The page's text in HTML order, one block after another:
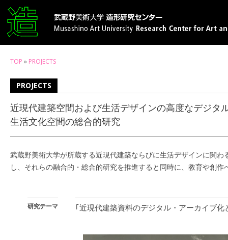
TOP » PROJECTS
PROJECTS
近現代建築空間および生活デザインの高度なデジタ
生活文化空間の総合的研究
武蔵野美術大学が所蔵する近現代建築ならびに生活デザインに関
し、それらの融合的・総合的研究を推進すると同時に、教育や創
研究テーマ ｢近現代建築資料のデジタル・アーカイブ